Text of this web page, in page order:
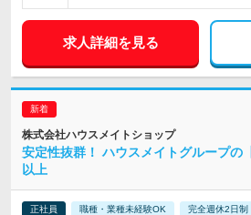
求人詳細を見る
株式会社ハウスメイトショップ
安定性抜群！ ハウスメイトグループの
以上
正社員 職種・業種未経験OK 完全週休2日制